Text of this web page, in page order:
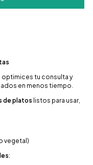
optimices tu consulta y
en menos tiempo.
de platos listos para usar,
vegetal)
: